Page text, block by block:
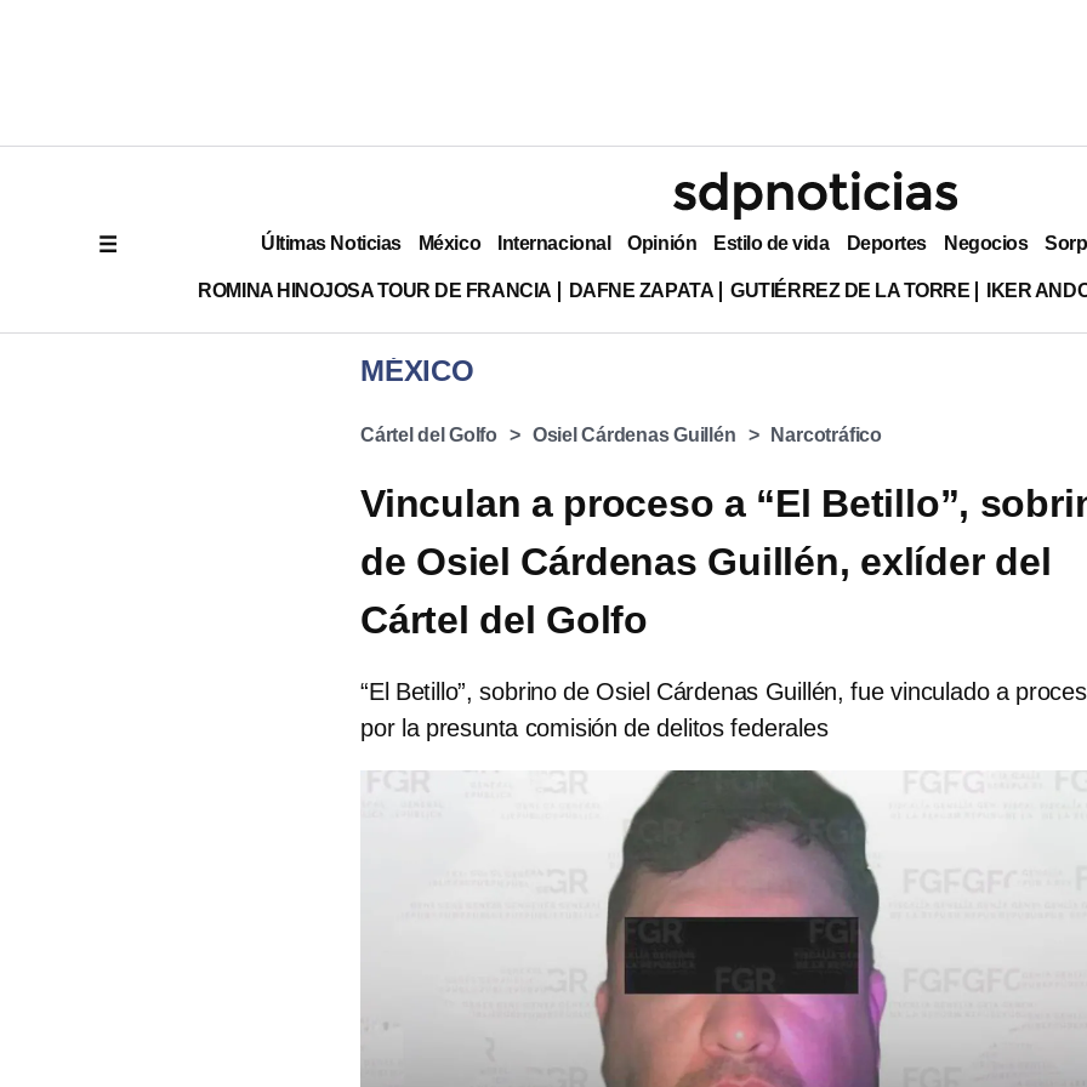
Últimas Noticias México Internacional Opinión Estilo de vida Deportes Negocios
ROMINA HINOJOSA TOUR DE FRANCIA DAFNE ZAPATA GUTIÉRREZ DE LA TORRE IKER
MÉXICO
Cártel del Golfo Osiel Cárdenas Guillén Narcotráfico
Vinculan a proceso a “El Betillo”,
de Osiel Cárdenas Guillén, exlíder del
Cártel del Golfo
“El Betillo”, sobrino de Osiel Cárdenas Guillén, fue vinculado a
por la presunta comisión de delitos federales